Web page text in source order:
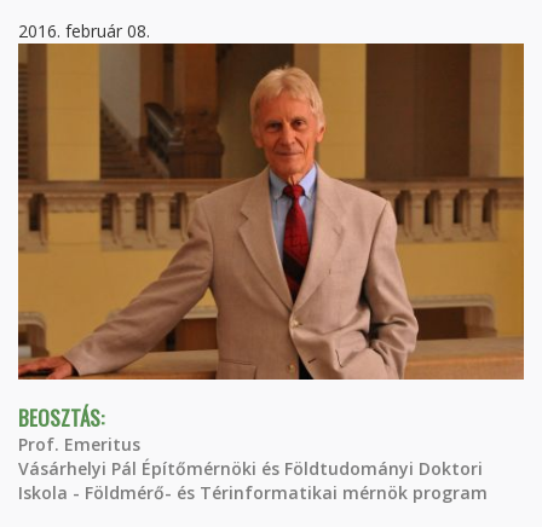
2016. február 08.
BEOSZTÁS:
Prof. Emeritus
Vásárhelyi Pál Építőmérnöki és Földtudományi Doktori
Iskola - Földmérő- és Térinformatikai mérnök program